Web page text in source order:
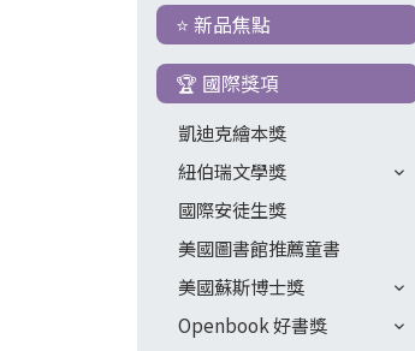
⭐ 新品焦點
🏆 國際獎項
凱迪克繪本獎
紐伯瑞文學獎
國際安徒生獎
美國圖書館推薦童書
美國蘇斯博士獎
Openbook 好書獎